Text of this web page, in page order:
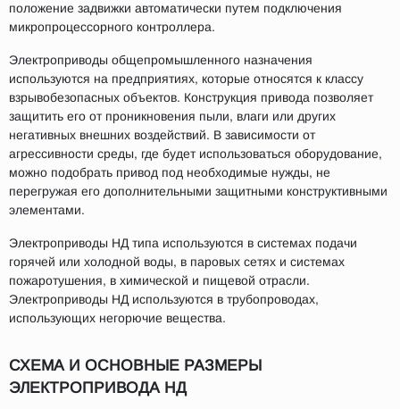
положение задвижки автоматически путем подключения
микропроцессорного контроллера.
Электроприводы общепромышленного назначения
используются на предприятиях, которые относятся к классу
взрывобезопасных объектов. Конструкция привода позволяет
защитить его от проникновения пыли, влаги или других
негативных внешних воздействий. В зависимости от
агрессивности среды, где будет использоваться оборудование,
можно подобрать привод под необходимые нужды, не
перегружая его дополнительными защитными конструктивными
элементами.
Электроприводы НД типа используются в системах подачи
горячей или холодной воды, в паровых сетях и системах
пожаротушения, в химической и пищевой отрасли.
Электроприводы НД используются в трубопроводах,
использующих негорючие вещества.
СХЕМА И ОСНОВНЫЕ РАЗМЕРЫ
ЭЛЕКТРОПРИВОДА НД